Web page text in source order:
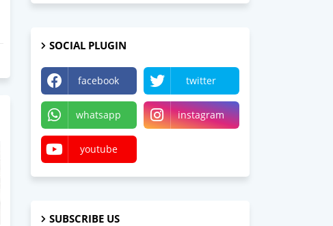
SOCIAL PLUGIN
facebook twitter
whatsapp instagram
youtube
SUBSCRIBE US